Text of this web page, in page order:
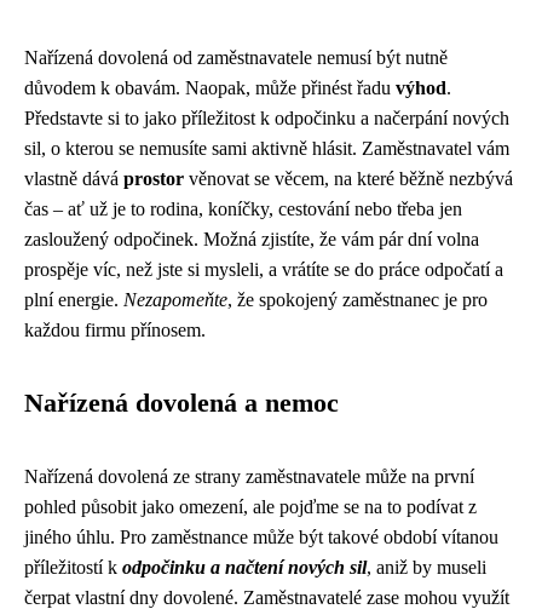
Nařízená dovolená od zaměstnavatele nemusí být nutně
důvodem k obavám. Naopak, může přinést řadu výhod.
Představte si to jako příležitost k odpočinku a načerpání nových
sil, o kterou se nemusíte sami aktivně hlásit. Zaměstnavatel vám
vlastně dává prostor věnovat se věcem, na které běžně nezbývá
čas – ať už je to rodina, koníčky, cestování nebo třeba jen
zasloužený odpočinek. Možná zjistíte, že vám pár dní volna
prospěje víc, než jste si mysleli, a vrátíte se do práce odpočatí a
plní energie. Nezapomeňte, že spokojený zaměstnanec je pro
každou firmu přínosem.
Nařízená dovolená a nemoc
Nařízená dovolená ze strany zaměstnavatele může na první
pohled působit jako omezení, ale pojďme se na to podívat z
jiného úhlu. Pro zaměstnance může být takové období vítanou
příležitostí k odpočinku a načtení nových sil, aniž by museli
čerpat vlastní dny dovolené. Zaměstnavatelé zase mohou využít